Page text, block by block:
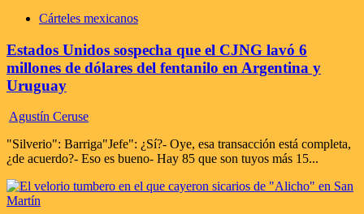
Cárteles mexicanos
Estados Unidos sospecha que el CJNG lavó 6
millones de dólares del fentanilo en Argentina y
Uruguay
Agustín Ceruse
"Silverio": Barriga"Jefe": ¿Sí?- Oye, esa transacción está completa,
¿de acuerdo?- Eso es bueno- Hay 85 que son tuyos más 15...